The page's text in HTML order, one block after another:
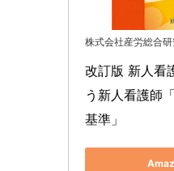
株式会社産労総合
改訂版 新人看
う新人看護師
基準」